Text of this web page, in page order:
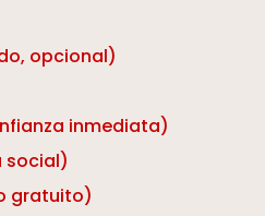
opcional)
inmediata)
social)
gratuito)